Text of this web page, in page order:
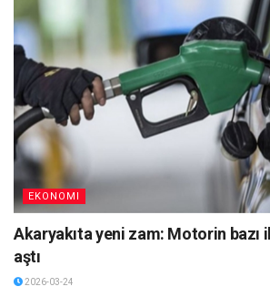
EKONOMI
Akaryakıta yeni zam: Motorin bazı
aştı
2026-03-24